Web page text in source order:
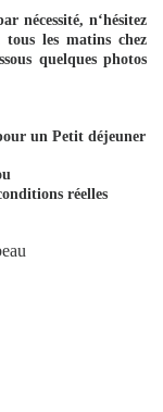
nécessité, n‘hésitez
les matins chez
quelques photos
un Petit déjeuner
réelles